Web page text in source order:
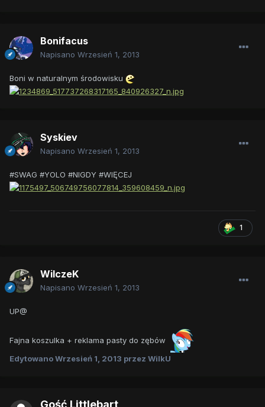
Bonifacus
Napisano Wrzesień 1, 2013
Boni w naturalnym środowisku
Syskiev
Napisano Wrzesień 1, 2013
#SWAG #YOLO #NIGDY #WIĘCEJ
1
WilczeK
Napisano Wrzesień 1, 2013
UP@
Fajna koszulka + reklama pasty do zębów
EdytowanoWrzesień 1, 2013 przez WilkU